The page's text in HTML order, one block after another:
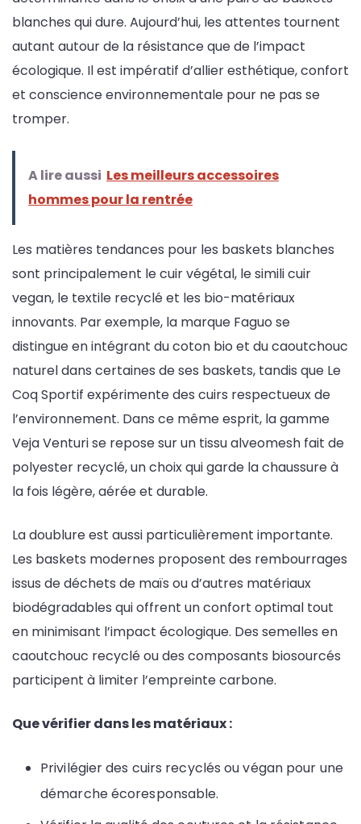
blanches qui dure. Aujourd’hui, les attentes tournent
autant autour de la résistance que de l’impact
écologique. Il est impératif d’allier esthétique, confort
et conscience environnementale pour ne pas se
tromper.
A lire aussi Les meilleurs accessoires
hommes pour la rentrée
Les matières tendances pour les baskets blanches
sont principalement le cuir végétal, le simili cuir
vegan, le textile recyclé et les bio-matériaux
innovants. Par exemple, la marque Faguo se
distingue en intégrant du coton bio et du caoutchouc
naturel dans certaines de ses baskets, tandis que Le
Coq Sportif expérimente des cuirs respectueux de
l’environnement. Dans ce même esprit, la gamme
Veja Venturi se repose sur un tissu alveomesh fait de
polyester recyclé, un choix qui garde la chaussure à
la fois légère, aérée et durable.
La doublure est aussi particulièrement importante.
Les baskets modernes proposent des rembourrages
issus de déchets de maïs ou d’autres matériaux
biodégradables qui offrent un confort optimal tout
en minimisant l’impact écologique. Des semelles en
caoutchouc recyclé ou des composants biosourcés
participent à limiter l’empreinte carbone.
Que vérifier dans les matériaux :
Privilégier des cuirs recyclés ou végan pour une
démarche écoresponsable.